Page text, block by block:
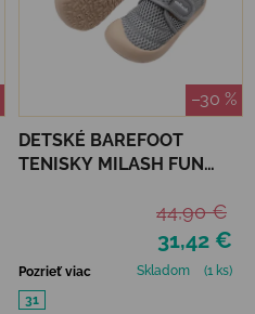
–30 %
DETSKÉ BAREFOOT
TENISKY MILASH FUN
31,42 €
44,90 €
Pozrieť viac Skladom
(1 ks)
31